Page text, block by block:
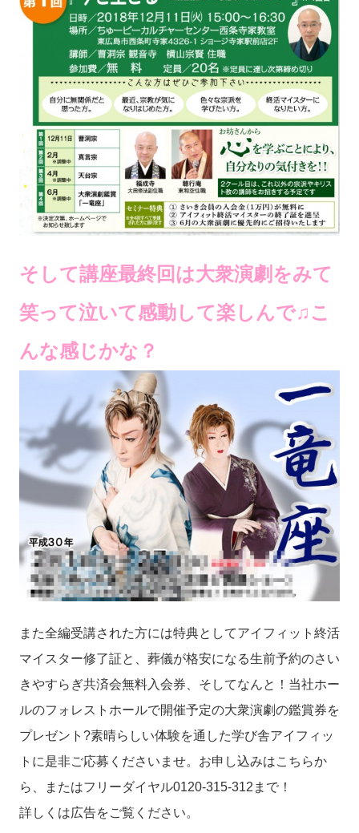
そして講座最終回は大衆演劇をみて
笑って泣いて感動して楽しんで♫こ
んな感じかな？
また全編受講された方には特典としてアイフィット終活
マイスター修了証と、葬儀が格安になる生前予約のさい
きやすらぎ共済会無料入会券、そしてなんと！当社ホー
ルのフォレストホールで開催予定の大衆演劇の鑑賞券を
プレゼント?素晴らしい体験を通した学び舎アイフィッ
トに是非ご応募くださいませ。お申し込みはこちらか
ら、またはフリーダイヤル0120-315-312まで！
詳しくは広告をご覧ください。